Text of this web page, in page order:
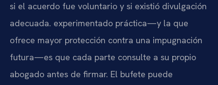
si el acuerdo fue voluntario y si existió divulgación
adecuada. experimentado práctica—y la que
ofrece mayor protección contra una impugnación
futura—es que cada parte consulte a su propio
abogado antes de firmar. El bufete puede